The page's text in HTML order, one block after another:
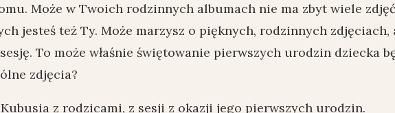
Może w Twoich rodzinnych albumach nie ma zbyt wiele
jesteś też Ty. Może marzysz o pięknych, rodzinnych zdjęciach,
To może właśnie świętowanie pierwszych urodzin dziecka
zdjęcia?
z rodzicami, z sesji z okazji jego pierwszych urodzin.